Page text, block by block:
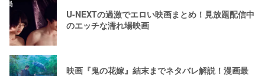
U-NEXTの過激でエロい映画まとめ！見放題配信中
のエッチな濡れ場映画
映画『鬼の花嫁』結末までネタバレ解説！漫画最